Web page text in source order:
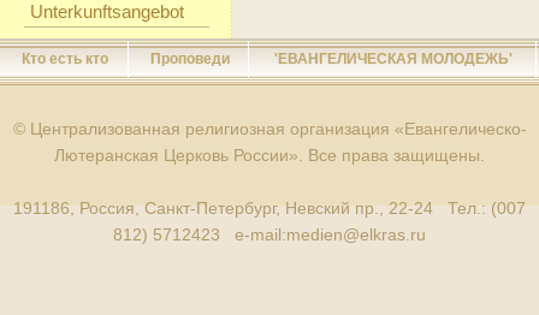
Unterkunftsangebot
Кто есть кто Проповеди 'ЕВАНГЕЛИЧЕСКАЯ МОЛОДЕЖЬ'
© Централизованная религиозная организация «Евангелическо-
Лютеранская Церковь России». Все права защищены.
191186, Россия, Санкт-Петербург, Невский пр., 22-24 Тел.: (007
812) 5712423 e-mail:medien@elkras.ru